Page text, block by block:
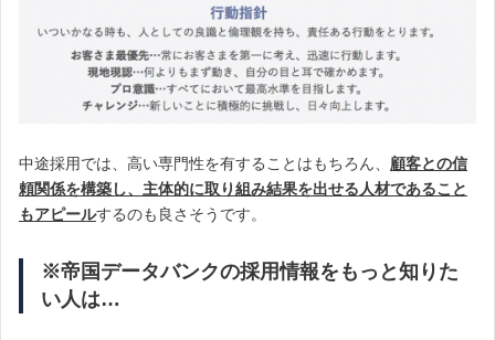
中途採用では、高い専門性を有することはもちろん、 顧客との信
頼関係を構築し、主体的に取り組み結果を出せる人材であること
もアピールするのも良さそうです。
※帝国データバンクの採用情報をもっと知りた
い人は…